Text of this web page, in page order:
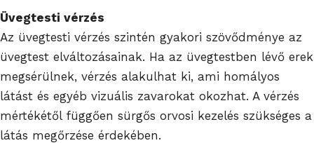
Üvegtesti vérzés
Az üvegtesti vérzés szintén gyakori szövődménye az
üvegtest elváltozásainak. Ha az üvegtestben lévő erek
megsérülnek, vérzés alakulhat ki, ami homályos
látást és egyéb vizuális zavarokat okozhat. A vérzés
mértékétől függően sürgős orvosi kezelés szükséges a
látás megőrzése érdekében.